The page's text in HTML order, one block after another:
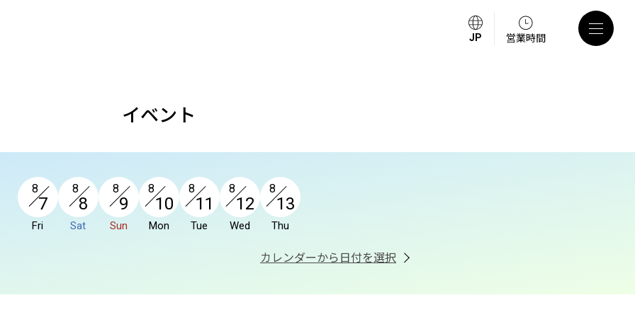
営業時間
イベント
8
7
Fri
8
8
Sat
8
9
Sun
8
10
Mon
8
11
Tue
8
12
Wed
8
13
Thu
カレンダーから日付を選択